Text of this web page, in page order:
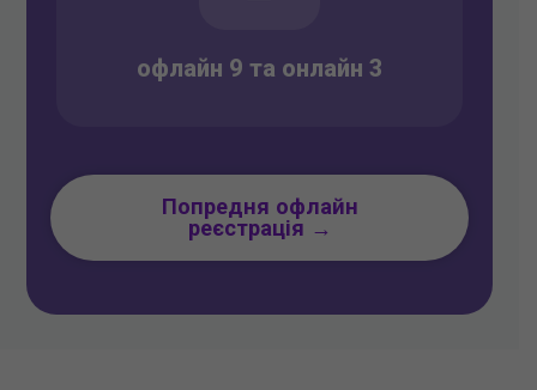
офлайн 9 та онлайн 3
Попредня офлайн
реєстрація →